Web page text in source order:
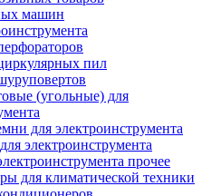
машин
пил
(угольные) для
для электроинструмента
электроинструмента
прочее
для климатической техники